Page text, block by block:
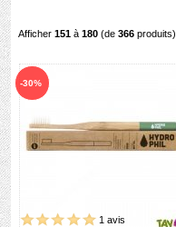
Afficher 151 à 180 (de 366 produits)
-30%
1 avis